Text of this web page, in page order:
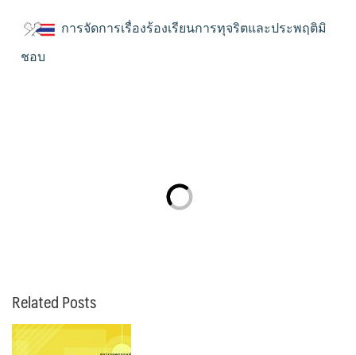
การจัดการเรื่องร้องเรียนการทุจริตและประพฤติมิ
ชอบ
Related Posts